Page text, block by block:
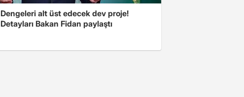
Dengeleri alt üst edecek dev proje!
Detayları Bakan Fidan paylaştı